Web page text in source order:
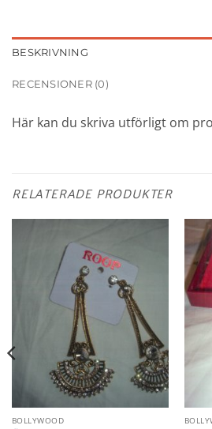
BESKRIVNING
RECENSIONER (0)
Här kan du skriva utförligt om
RELATERADE PRODUKTER
BOLLYWOOD